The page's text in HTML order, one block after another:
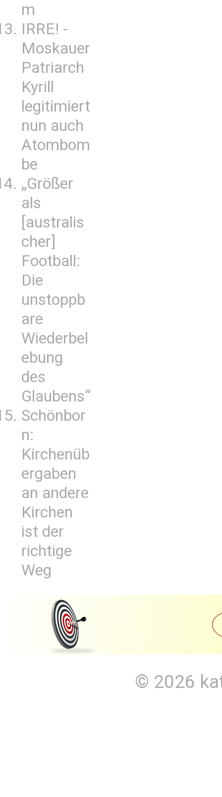
m
IRRE! -
Moskauer
Patriarch
Kyrill
legitimiert
nun auch
Atombom
be
„Größer
als
[australis
cher]
Football:
Die
unstoppb
are
Wiederbel
ebung
des
Glaubens“
Schönbor
n:
Kirchenüb
ergaben
an andere
Kirchen
ist der
richtige
Weg
© 2026